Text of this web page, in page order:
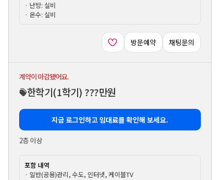
· 난방: 실비
· 온수: 실비
방문예약 채팅문의
계약이 마감됐어요.
한학기(1학기) ???만원
지금 로그인하고 임대료를 확인해 보세요.
2층 이상
포함 내역
· 일반(공용)관리, 수도, 인터넷, 케이블TV